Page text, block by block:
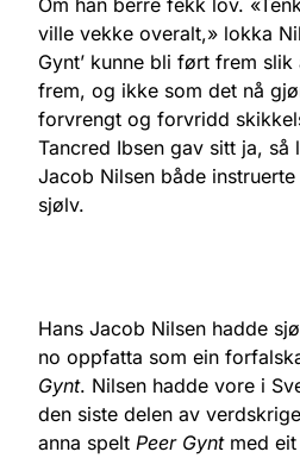
Om han berre fekk lov.
ville vekke overalt,» lokka
Gynt’ kunne bli ført frem
frem, og ikke som det nå
forvrengt og forvridd
Tancred Ibsen gav sitt ja, så
Jacob Nilsen både
sjølv.
Hans Jacob Nilsen hadde
no oppfatta som ein
Gynt. Nilsen hadde vore i
den siste delen av
anna spelt Peer Gyntmed eit